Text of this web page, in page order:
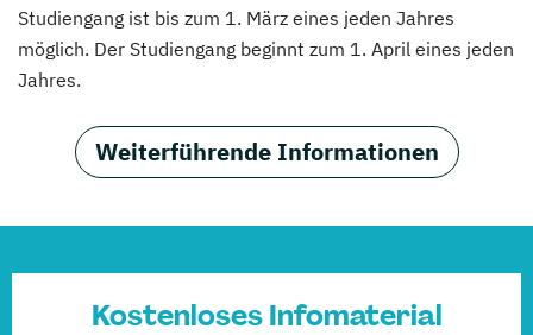
Studiengang ist bis zum 1. März eines jeden Jahres
möglich. Der Studiengang beginnt zum 1. April eines jeden
Jahres.
Weiterführende Informationen
Kostenloses Infomaterial